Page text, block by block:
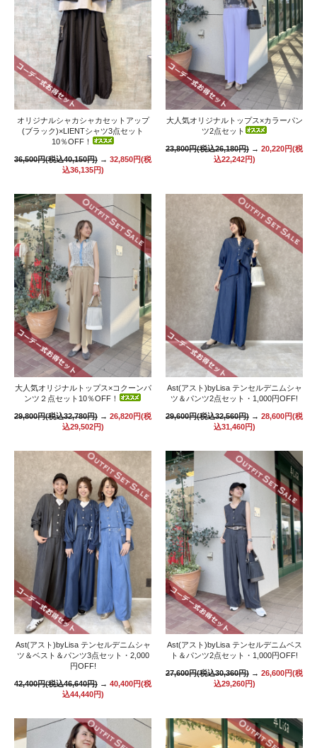
オリジナルシャカシャカセットアップ
(ブラック)×LIENTシャツ3点セット
10％OFF！
36,500円(税込40,150円) → 32,850円(税
込36,135円)
大人気オリジナルトップス×カラーパン
ツ2点セット
23,800円(税込26,180円) → 20,220円(税
込22,242円)
大人気オリジナルトップス×コクーンパ
ンツ２点セット10％OFF！
29,800円(税込32,780円) → 26,820円(税
込29,502円)
Ast(アスト)byLisa テンセルデニムシャ
ツ＆パンツ2点セット・1,000円OFF!
29,600円(税込32,560円) → 28,600円(税
込31,460円)
Ast(アスト)byLisa テンセルデニムシャ
ツ＆ベスト＆パンツ3点セット・2,000
円OFF!
42,400円(税込46,640円) → 40,400円(税
込44,440円)
Ast(アスト)byLisa テンセルデニムベス
ト＆パンツ2点セット・1,000円OFF!
27,600円(税込30,360円) → 26,600円(税
込29,260円)